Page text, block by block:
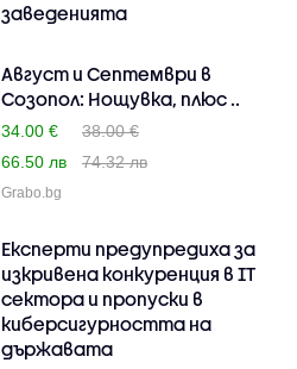
заведенията
Август и Септември в
Созопол: Нощувка, плюс ..
34.00 €
38.00 €
66.50 лв
74.32 лв
Grabo.bg
Експерти предупредиха за
изкривена конкуренция в IT
сектора и пропуски в
киберсигурността на
държавата